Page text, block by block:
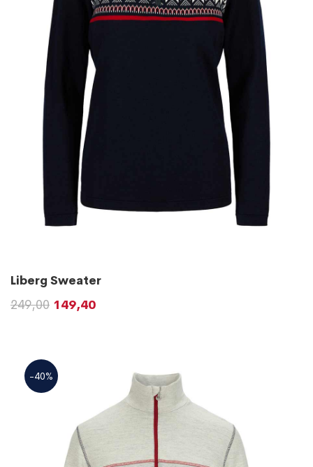
Liberg Sweater
249,00 149,40
-40%